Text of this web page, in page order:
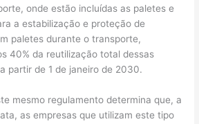
onde estão incluídas as paletes e
a estabilização e proteção de
paletes durante o transporte,
40% da reutilização total dessas
partir de 1 de janeiro de 2030.
mesmo regulamento determina que, a
as empresas que utilizam este tipo